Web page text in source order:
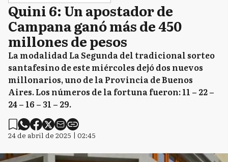
Quini 6: Un apostador de
Campana ganó más de 450
millones de pesos
La modalidad La Segunda del tradicional sorteo
santafesino de este miércoles dejó dos nuevos
millonarios, uno de la Provincia de Buenos
Aires. Los números de la fortuna fueron: 11 – 22 –
24 – 16 – 31 – 29.
24 de abril de 2025 | 02:45